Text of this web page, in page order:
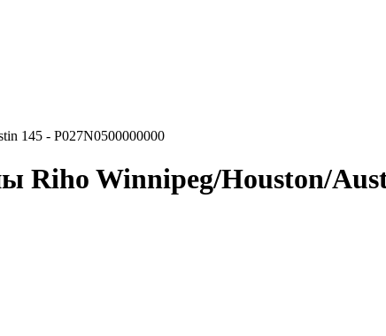
145 - P027N0500000000
Riho Winnipeg/Houston/